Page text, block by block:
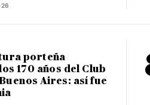
porteña
170 años del Club
Aires: así fue